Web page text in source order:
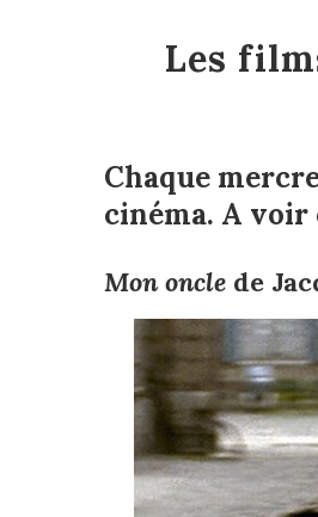
Les
Chaque
cinéma. A voir
Mon oncle de